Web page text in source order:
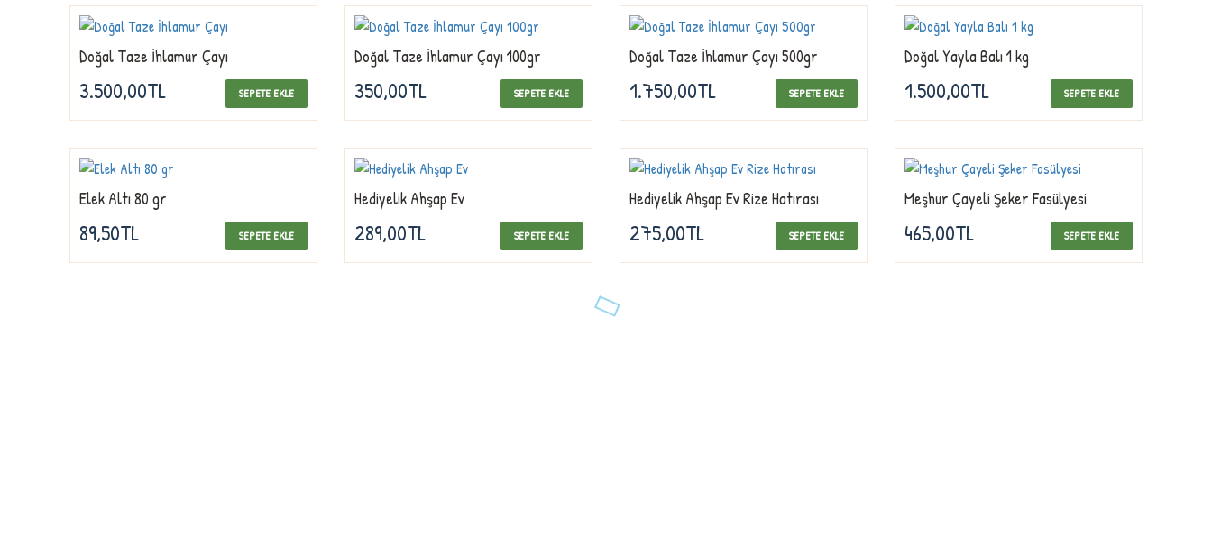
Doğal Taze İhlamur Çayı
3.500,00TL SEPETE EKLE
Doğal Taze İhlamur Çayı 100gr
350,00TL SEPETE EKLE
Doğal Taze İhlamur Çayı 500gr
1.750,00TL SEPETE EKLE
Doğal Yayla Balı 1 kg
1.500,00TL SEPETE EKLE
Elek Altı 80 gr
89,50TL SEPETE EKLE
Hediyelik Ahşap Ev
289,00TL SEPETE EKLE
Hediyelik Ahşap Ev Rize Hatırası
275,00TL SEPETE EKLE
Meşhur Çayeli Şeker Fasülyesi
465,00TL SEPETE EKLE